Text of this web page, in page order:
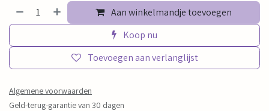
Aan winkelmandje toevoegen
Koop nu
Toevoegen aan verlanglijst
Algemene voorwaarden
Geld-terug-garantie van 30 dagen